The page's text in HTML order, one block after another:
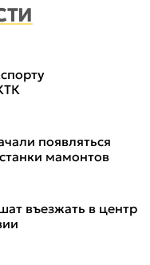
появляться
мамонтов
въезжать в центр